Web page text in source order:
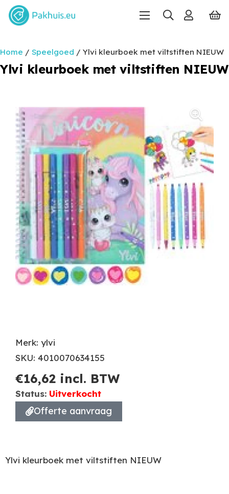
Home / Speelgoed / Ylvi kleurboek met viltstiften NIEUW
Ylvi kleurboek met viltstiften NIEUW
Merk: ylvi
SKU: 4010070634155
€16,62 incl. BTW
Status: Uitverkocht
Offerte aanvraag
Ylvi kleurboek met viltstiften NIEUW